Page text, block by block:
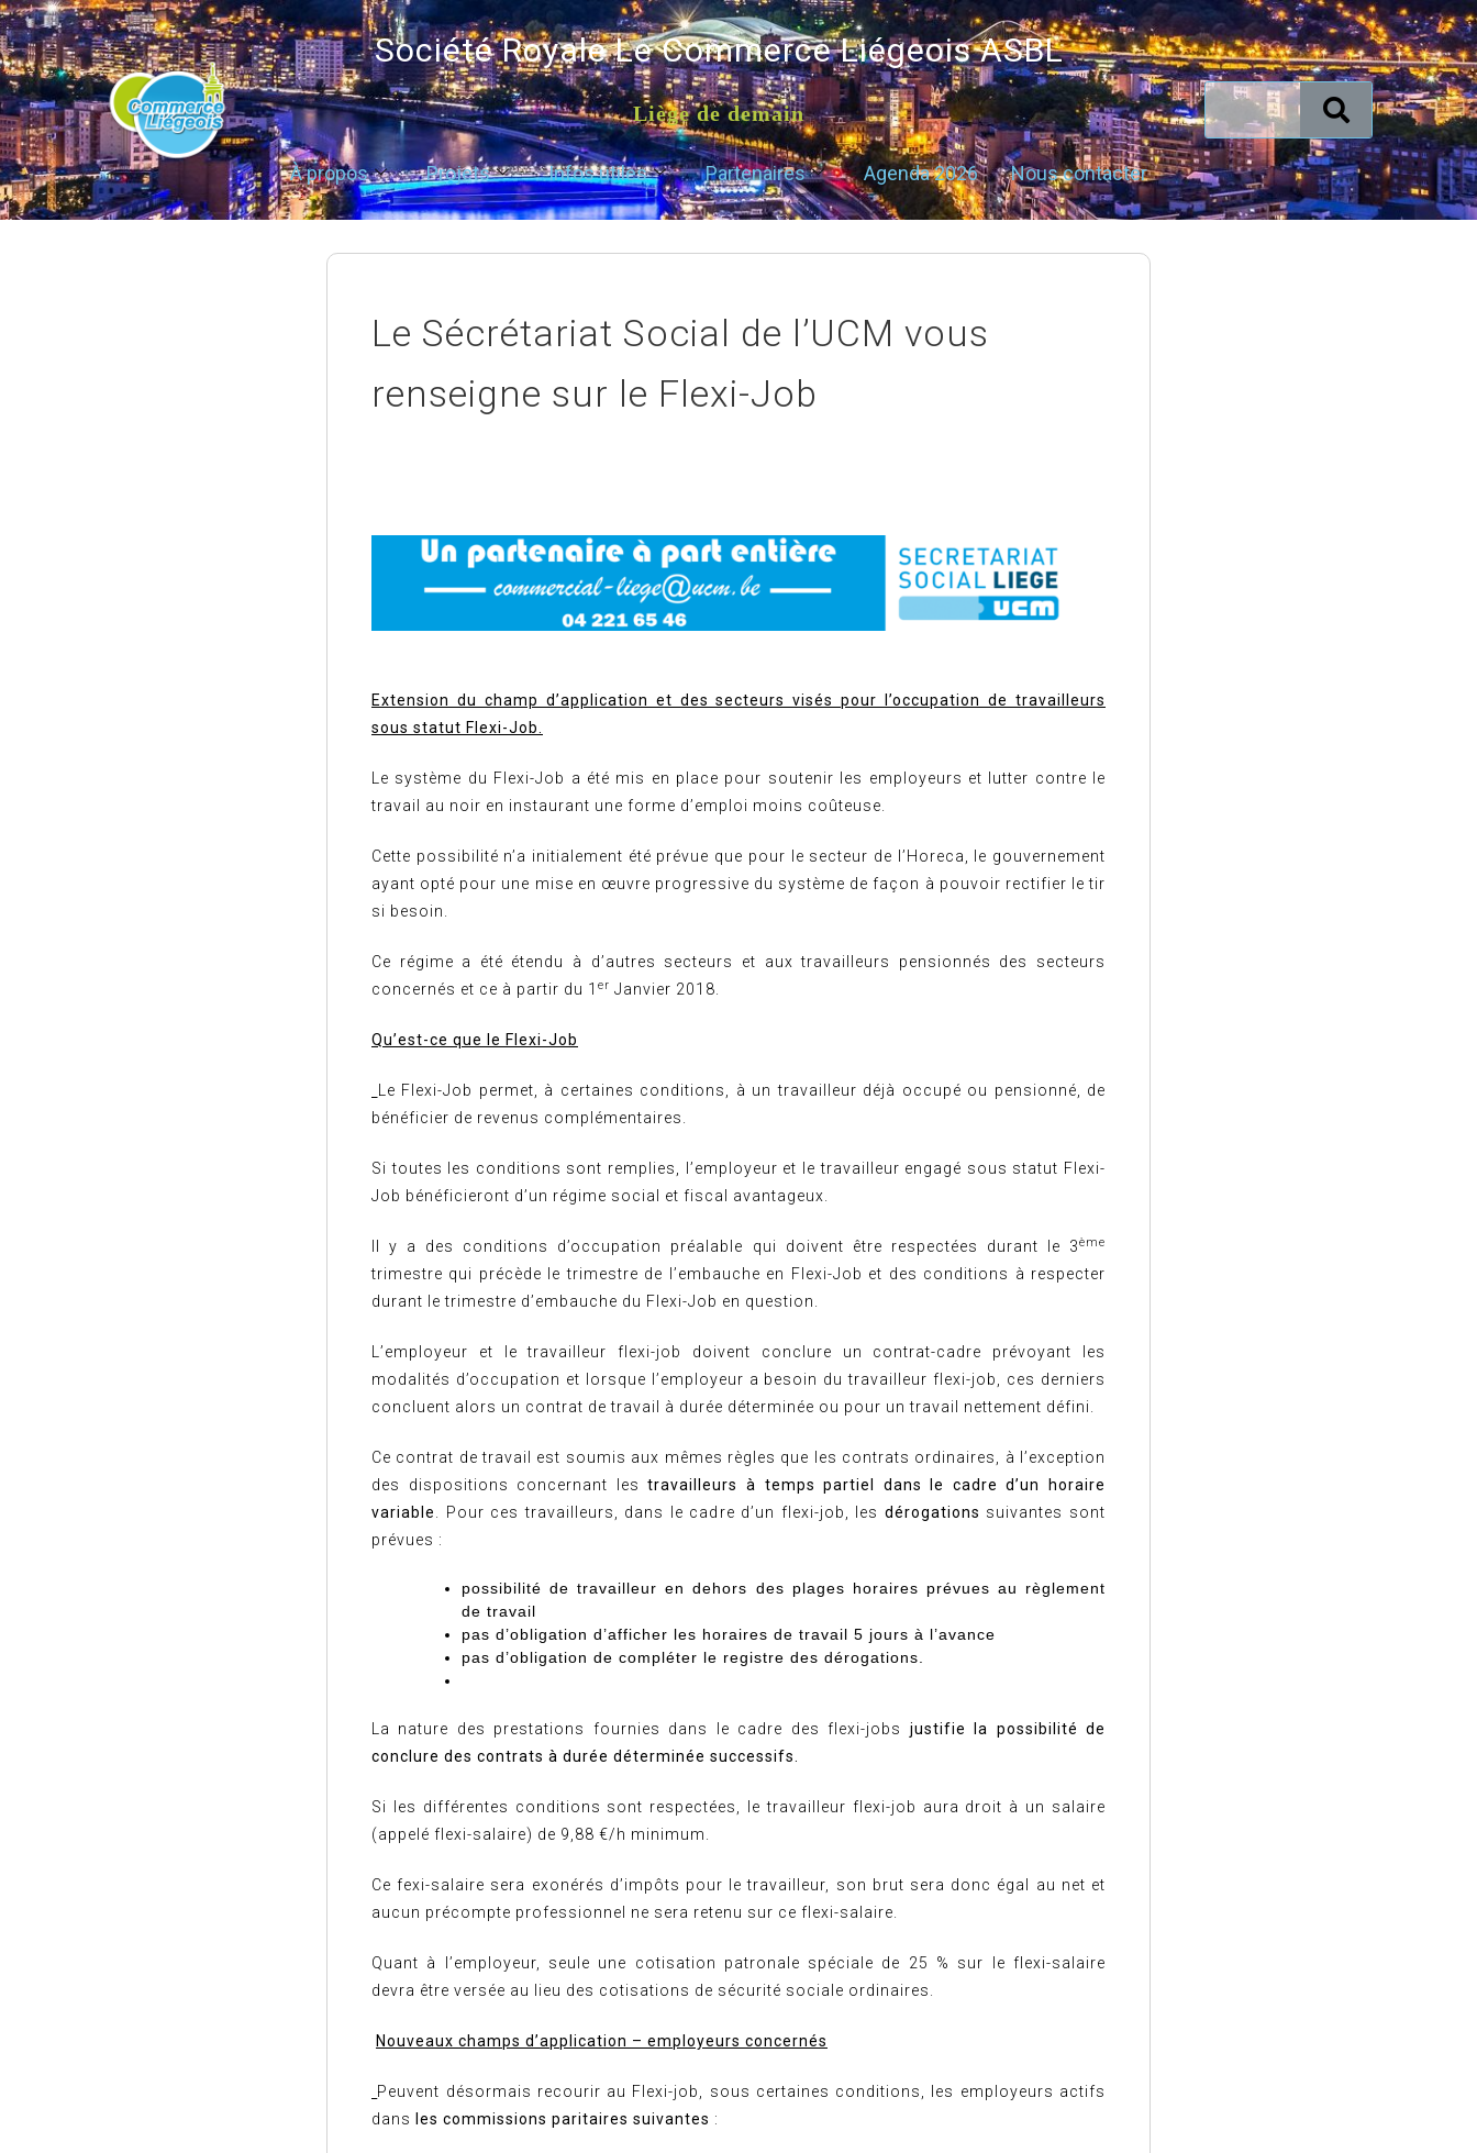
Société Royale Le Commerce Liégeois ASBL
Liège de demain
À propos Projets Infos utiles Partenaires Agenda 2026 Nous contacter
Le Sécrétariat Social de l’UCM vous
renseigne sur le Flexi-Job
Extension du champ d’application et des secteurs visés pour l’occupation de travailleurs
sous statut Flexi-Job.
Le système du Flexi-Job a été mis en place pour soutenir les employeurs et lutter contre le
travail au noir en instaurant une forme d’emploi moins coûteuse.
Cette possibilité n’a initialement été prévue que pour le secteur de l’Horeca, le gouvernement
ayant opté pour une mise en œuvre progressive du système de façon à pouvoir rectifier le tir
si besoin.
Ce régime a été étendu à d’autres secteurs et aux travailleurs pensionnés des secteurs
concernés et ce à partir du 1 er Janvier 2018.
Qu’est-ce que le Flexi-Job
Le Flexi-Job permet, à certaines conditions, à un travailleur déjà occupé ou pensionné, de
bénéficier de revenus complémentaires.
Si toutes les conditions sont remplies, l’employeur et le travailleur engagé sous statut Flexi-
Job bénéficieront d’un régime social et fiscal avantageux.
Il y a des conditions d’occupation préalable qui doivent être respectées durant le 3ème
trimestre qui précède le trimestre de l’embauche en Flexi-Job et des conditions à respecter
durant le trimestre d’embauche du Flexi-Job en question.
L’employeur et le travailleur flexi-job doivent conclure un contrat-cadre prévoyant les
modalités d’occupation et lorsque l’employeur a besoin du travailleur flexi-job, ces derniers
concluent alors un contrat de travail à durée déterminée ou pour un travail nettement défini.
Ce contrat de travail est soumis aux mêmes règles que les contrats ordinaires, à l’exception
des dispositions concernant lestravailleurs à temps partiel dans le cadre d’un horaire
variable
. Pour ces travailleurs, dans le cadre d’un flexi-job, les dérogations suivantes sont
prévues :
possibilité de travailleur en dehors des plages horaires prévues au règlement
de travail
pas d’obligation d’afficher les horaires de travail 5 jours à l’avance
pas d’obligation de compléter le registre des dérogations.
La nature des prestations fournies dans le cadre des flexi-jobs justifie la possibilité de
conclure des contrats à durée déterminée successifs.
Si les différentes conditions sont respectées, le travailleur flexi-job aura droit à un salaire
(appelé flexi-salaire) de 9,88 €/h minimum.
Ce fexi-salaire sera exonérés d’impôts pour le travailleur, son brut sera donc égal au net et
aucun précompte professionnel ne sera retenu sur ce flexi-salaire.
Quant à l’employeur, seule une cotisation patronale spéciale de 25 % sur le flexi-salaire
devra être versée au lieu des cotisations de sécurité sociale ordinaires.
Nouveaux champs d’application – employeurs concernés
Peuvent désormais recourir au Flexi-job, sous certaines conditions, les employeurs actifs
dans
les commissions paritaires suivantes :